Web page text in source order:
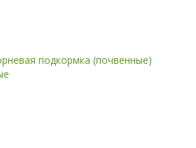
подкормка (почвенные)